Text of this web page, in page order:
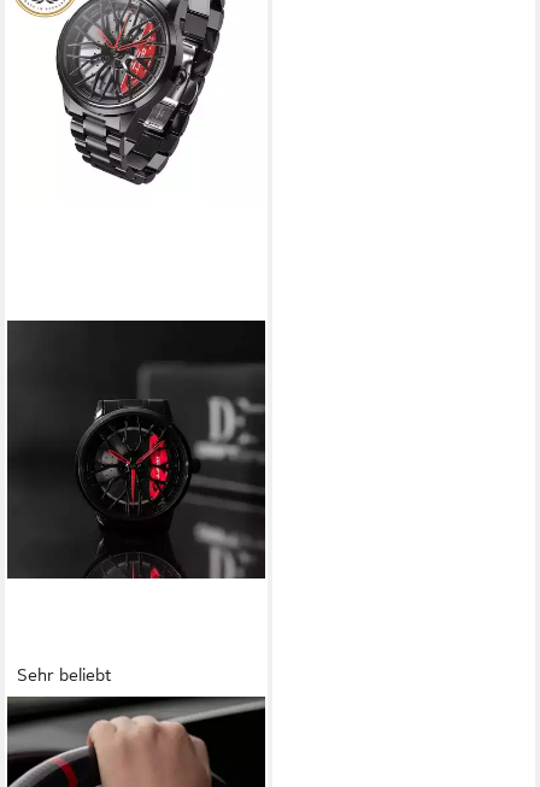
Sehr beliebt
DRIFTELEMENT
Quarzuhr MOTORSPORT
FELGENUHR,